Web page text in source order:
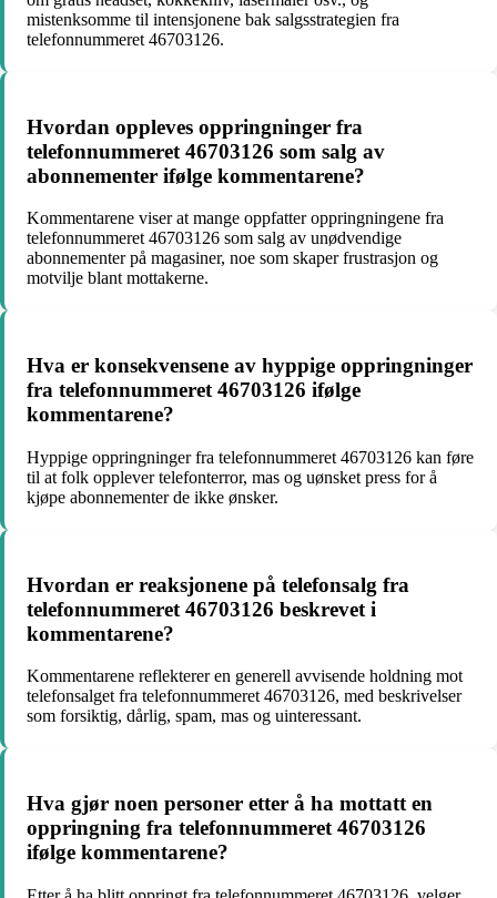
mistenksomme til intensjonene bak salgsstrategien fra
telefonnummeret 46703126.
Hvordan oppleves oppringninger fra
telefonnummeret 46703126 som salg av
abonnementer ifølge kommentarene?
Kommentarene viser at mange oppfatter oppringningene fra
telefonnummeret 46703126 som salg av unødvendige
abonnementer på magasiner, noe som skaper frustrasjon og
motvilje blant mottakerne.
Hva er konsekvensene av hyppige oppringninger
fra telefonnummeret 46703126 ifølge
kommentarene?
Hyppige oppringninger fra telefonnummeret 46703126 kan føre
til at folk opplever telefonterror, mas og uønsket press for å
kjøpe abonnementer de ikke ønsker.
Hvordan er reaksjonene på telefonsalg fra
telefonnummeret 46703126 beskrevet i
kommentarene?
Kommentarene reflekterer en generell avvisende holdning mot
telefonsalget fra telefonnummeret 46703126, med beskrivelser
som forsiktig, dårlig, spam, mas og uinteressant.
Hva gjør noen personer etter å ha mottatt en
oppringning fra telefonnummeret 46703126
ifølge kommentarene?